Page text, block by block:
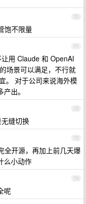
70
饱不限量
71
用 Claude 和 OpenAI
场景可以满足，不行就
。 对于公司来说海外模
出。
72
缝切换
73
全开源，再加上前几天爆
么小动作
74
呢